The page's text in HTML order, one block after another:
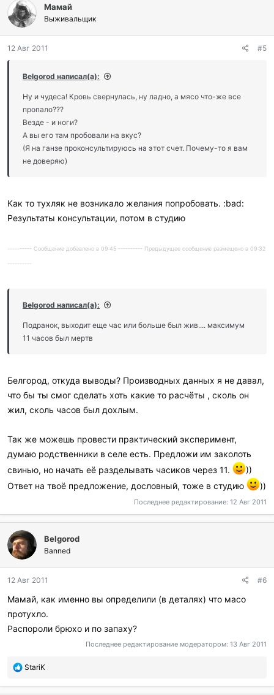
Мамай
Выживальщик
12 Авг 2011 #5
Belgorod написал(а):
Ну и чудеса! Кровь свернулась, ну ладно, а мясо что-же все
пропало???
Везде - и ноги?
А вы его там пробовали на вкус?
(Я на ганзе проконсультируюсь на этот счет. Почему-то я вам
не доверяю)
Как то тухляк не возникало желания попробовать. :bad:
Результаты консультации, потом в студию
---------- Сообщение добавлено в 09:45 ---------- Предыдущее сообщение размещено в 09:32
----------
Belgorod написал(а):
Подранок, выходит еще час или больше был жив.... максимум
11 часов был мертв
Белгород, откуда выводы? Производных данных я не давал,
что бы ты смог сделать хоть какие то расчёты , сколь он
жил, сколь часов был дохлым.
Так же можешь провести практический эксперимент,
думаю родственники в селе есть. Предложи им заколоть
свинью, но начать её разделывать часиков через 11.
))
Ответ на твоё предложение, дословный, тоже в студию
))
Последнее редактирование: 12 Авг 2011
Belgorod
Banned
12 Авг 2011 #6
Мамай, как именно вы определили (в деталях) что масо
протухло.
Распороли брюхо и по запаху?
Последнее редактирование модератором: 13 Авг 2011
П
б
StariK